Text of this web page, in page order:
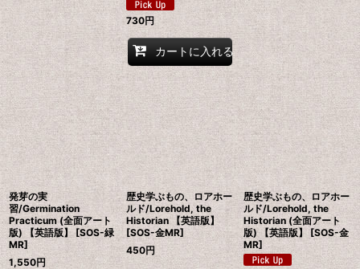
730円
カートに入れる
発芽の実
習/Germination
Practicum (全面アート
版) 【英語版】 [SOS-緑
MR]
1,550円
歴史学ぶもの、ロアホー
ルド/Lorehold, the
Historian 【英語版】
[SOS-金MR]
450円
歴史学ぶもの、ロアホー
ルド/Lorehold, the
Historian (全面アート
版) 【英語版】 [SOS-金
MR]